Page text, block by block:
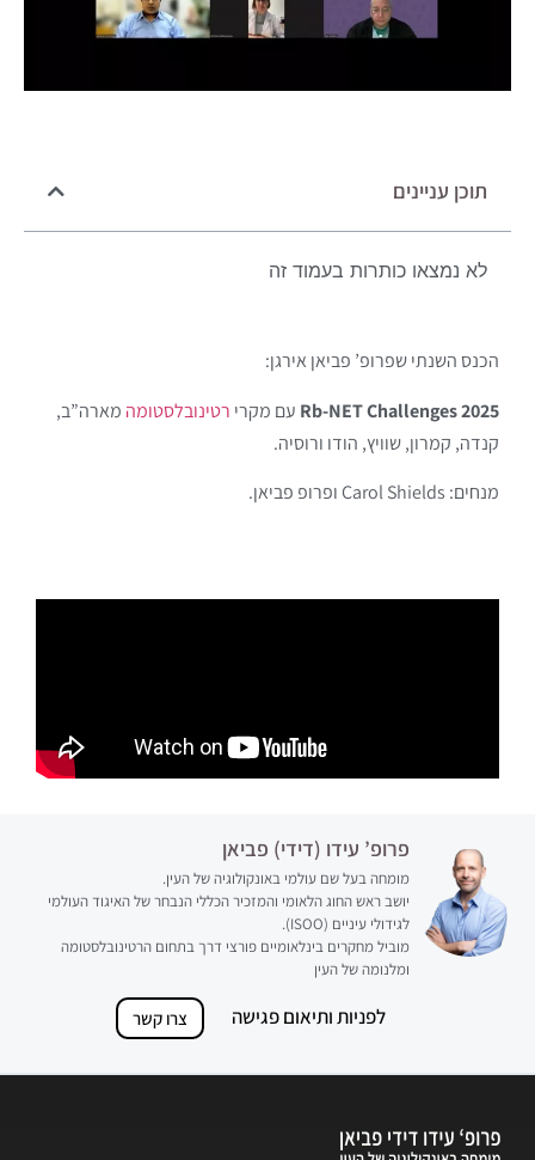
הכנס השנתי שפרופ’ פביאן אירגן:
Rb-NET Challenges 2025 עם מקרי רטינובלסטומה מארה”ב,
קנדה, קמרון, שוויץ, הודו ורוסיה.
מנחים: Carol Shields ופרופ פביאן.
תוכן עניינים
לא נמצאו כותרות בעמוד זה
פרופ’ עידו (דידי) פביאן
מומחה בעל שם עולמי באונקולוגיה של העין.
יושב ראש החוג הלאומי והמזכיר הכללי הנבחר של האיגוד העולמי
לגידולי עיניים (ISOO).
מוביל מחקרים בינלאומיים פורצי דרך בתחום הרטינובלסטומה
ומלנומה של העין
לפניות ותיאום פגישה צרו קשר